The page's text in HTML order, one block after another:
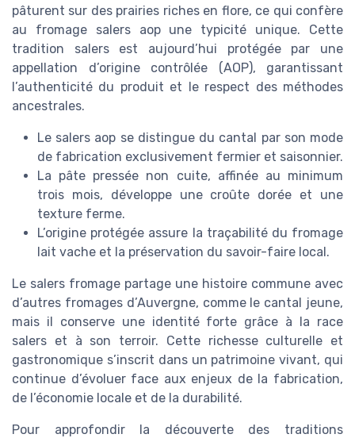
pâturent sur des prairies riches en flore, ce qui confère
au fromage salers aop une typicité unique. Cette
tradition salers est aujourd’hui protégée par une
appellation d’origine contrôlée (AOP), garantissant
l’authenticité du produit et le respect des méthodes
ancestrales.
Le salers aop se distingue du cantal par son mode
de fabrication exclusivement fermier et saisonnier.
La pâte pressée non cuite, affinée au minimum
trois mois, développe une croûte dorée et une
texture ferme.
L’origine protégée assure la traçabilité du fromage
lait vache et la préservation du savoir-faire local.
Le salers fromage partage une histoire commune avec
d’autres fromages d’Auvergne, comme le cantal jeune,
mais il conserve une identité forte grâce à la race
salers et à son terroir. Cette richesse culturelle et
gastronomique s’inscrit dans un patrimoine vivant, qui
continue d’évoluer face aux enjeux de la fabrication,
de l’économie locale et de la durabilité.
Pour approfondir la découverte des traditions